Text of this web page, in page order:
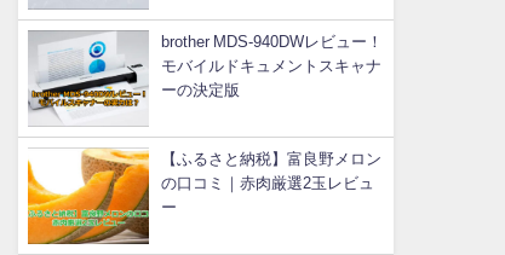
brother MDS-940DWレビュー！
モバイルドキュメントスキャナ
ーの決定版
【ふるさと納税】富良野メロン
の口コミ｜赤肉厳選2玉レビュ
ー